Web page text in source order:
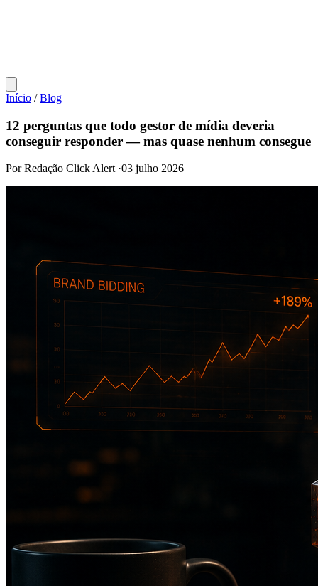
Início / Blog
12 perguntas que todo gestor de mídia deveria
conseguir responder — mas quase nenhum consegue
Por Redação Click Alert ·03 julho 2026